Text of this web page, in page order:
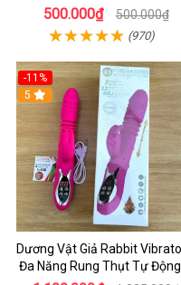
500.000₫ 500.000₫
(970)
-11%
5
Dương Vật Giả Rabbit
Đa Năng Rung Thụt Tự Động,